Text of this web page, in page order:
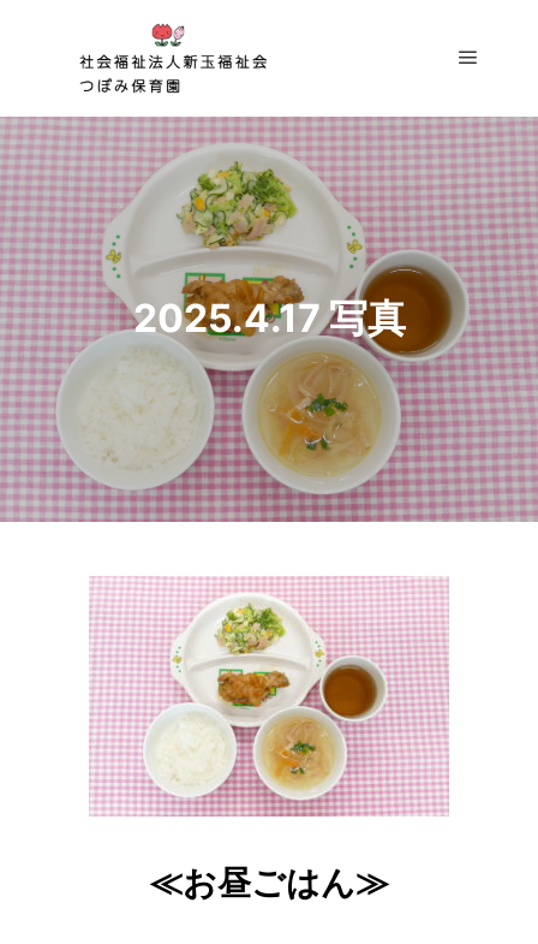
2025.4.17 写真
≪お昼ごはん≫